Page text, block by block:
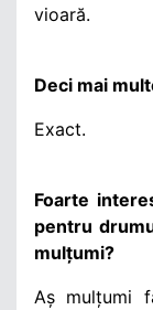
vioară.
Deci mai
Exact.
Foarte
pentru
mulțumi?
Aș mulțumi